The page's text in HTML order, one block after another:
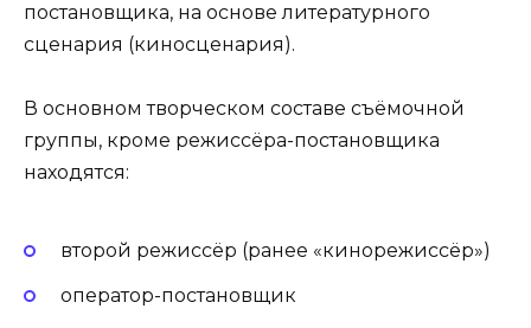
постановщика, на основе литературного
сценария (киносценария).
В основном творческом составе съёмочной
группы, кроме режиссёра-постановщика
находятся:
второй режиссёр (ранее «кинорежиссёр»)
оператор-постановщик